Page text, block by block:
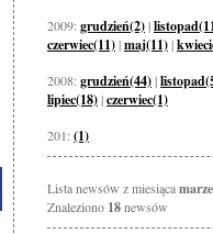
2009:grudzień(2)|
czerwiec(11)|maj(11)|
2008:grudzień(44)|
lipiec(18)|czerwiec(1)
201:(1)
Lista newsów z miesiąca
Znaleziono 18newsów